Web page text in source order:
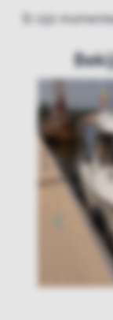
Er zijn